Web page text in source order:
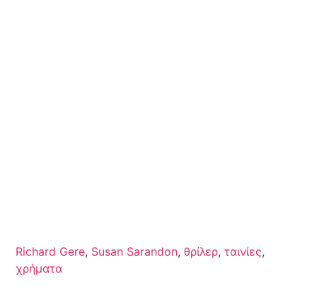
Richard Gere, Susan Sarandon,θρίλερ,ταινίες,
χρήματα